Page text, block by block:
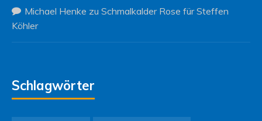
Michael Henke zu Schmalkalder Rose für Steffen
Köhler
Schlagwörter